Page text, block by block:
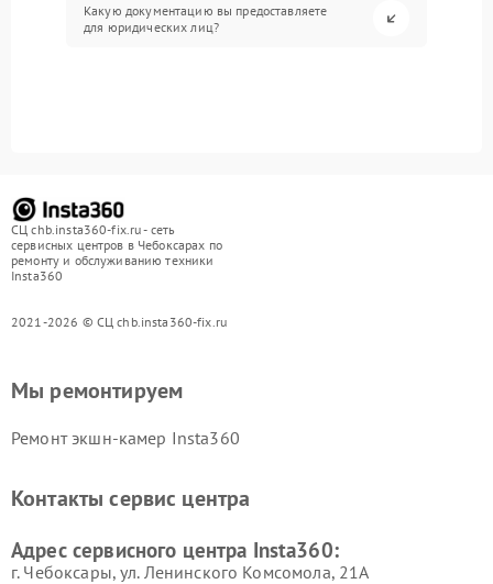
Какую документацию вы предоставляете
для юридических лиц?
СЦ chb.insta360-fix.ru - сеть
сервисных центров в Чебоксарах по
ремонту и обслуживанию техники
Insta360
2021-2026 © СЦ chb.insta360-fix.ru
Мы ремонтируем
Ремонт экшн-камер Insta360
Контакты сервис центра
Адрес сервисного центра Insta360:
г. Чебоксары, ул. Ленинского Комсомола, 21А